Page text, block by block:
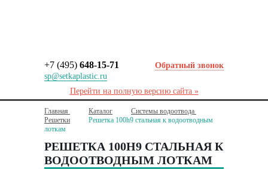
+7 (495) 648-15-71
sp@setkaplastic.ru
Обратный звонок
Перейти на полную версию сайта »
Главная Каталог
Системы водоотвода
Решетки
Решетка 100h9 стальная к водоотводным
лоткам
РЕШЕТКА 100H9 СТАЛЬНАЯ К
ВОДООТВОДНЫМ ЛОТКАМ